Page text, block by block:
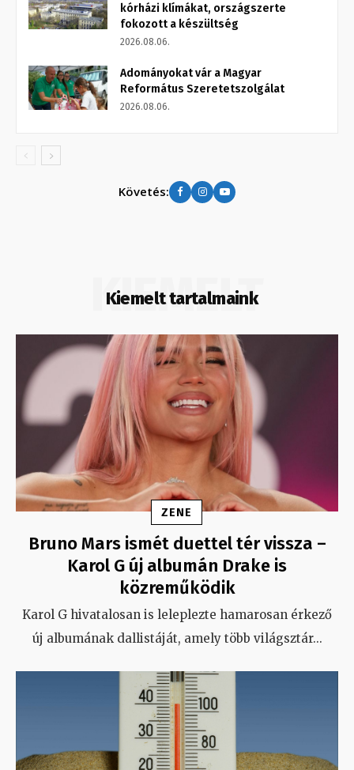
kórházi klímákat, országszerte
fokozott a készültség
2026.08.06.
Adományokat vár a Magyar
Református Szeretetszolgálat
2026.08.06.
Követés:
Kiemelt tartalmaink
KIEMELT
ZENE
Bruno Mars ismét duettel tér vissza –
Karol G új albumán Drake is
közreműködik
Karol G hivatalosan is leleplezte hamarosan érkező
új albumának dallistáját, amely több világsztár...